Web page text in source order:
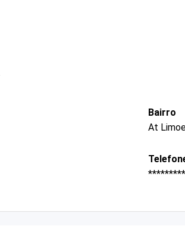
Bairro
At